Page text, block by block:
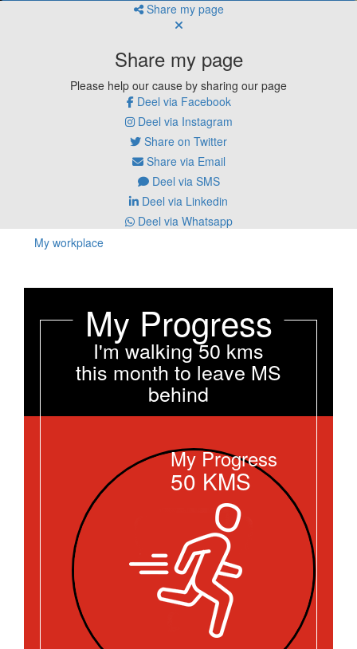
Share my page
Share my page
Please help our cause by sharing our page
Deel via Facebook
Deel via Instagram
Share on Twitter
Share via Email
Deel via SMS
Deel via Linkedin
Deel via Whatsapp
My workplace
My Progress
I'm walking 50 kms
this month to leave MS
behind
My Progress
50 KMS